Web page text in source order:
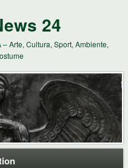
24
Arte, Cultura, Sport, Ambiente,